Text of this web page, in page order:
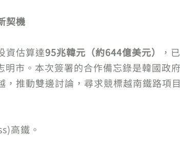
契機
資估算達95兆韓元（約644億美元）
，
市。本次簽署的合作備忘錄是韓國政
，推動雙邊討論，尋求競標越南鐵路項
高鐵。